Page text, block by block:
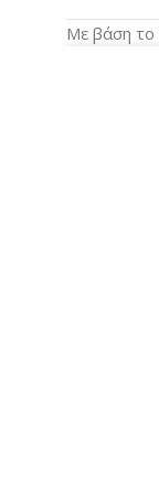
Με βάση το